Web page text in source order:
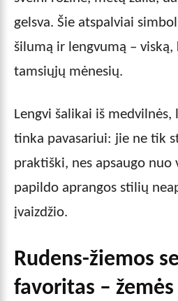
gelsva. Šie atspalviai
šilumą ir lengvumą –
tamsiųjų mėnesių.
Lengvi šalikai iš
tinka pavasariui: jie ne tik
praktiški, nes apsaugo nuo
papildo aprangos stilių
įvaizdžio.
Rudens-žiemos
favoritas –